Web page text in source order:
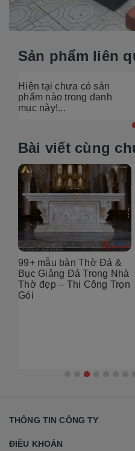
Sản phẩm liên
Hiện tại chưa có sản
phẩm nào trong danh
mục này!...
Bài viết cùng
Xây Mộ Đá Tại Hà Nội
Uy Tín - 100+ Mẫu Đẹp,
Thi Công Trọn Gói
THÔNG TIN CÔNG TY
ĐIỀU KHOẢN